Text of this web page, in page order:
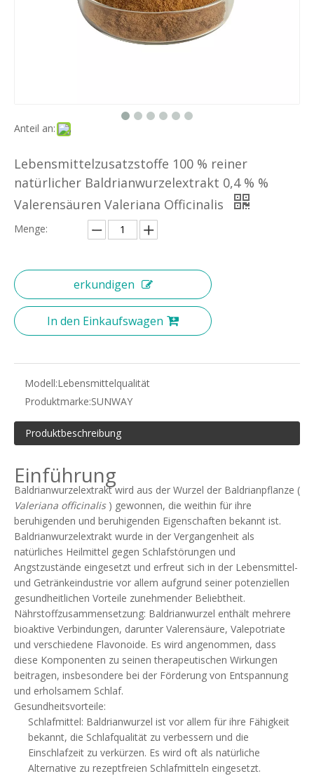
Anteil an:
Lebensmittelzusatzstoffe 100 % reiner
natürlicher Baldrianwurzelextrakt 0,4 % %
Valerensäuren Valeriana Officinalis
Menge:
erkundigen
In den Einkaufswagen
Modell:Lebensmittelqualität
Produktmarke:SUNWAY
Produktbeschreibung
Einführung
Baldrianwurzelextrakt wird aus der Wurzel der Baldrianpflanze (
Valeriana officinalis ) gewonnen, die weithin für ihre
beruhigenden und beruhigenden Eigenschaften bekannt ist.
Baldrianwurzelextrakt wurde in der Vergangenheit als
natürliches Heilmittel gegen Schlafstörungen und
Angstzustände eingesetzt und erfreut sich in der Lebensmittel-
und Getränkeindustrie vor allem aufgrund seiner potenziellen
gesundheitlichen Vorteile zunehmender Beliebtheit.
Nährstoffzusammensetzung: Baldrianwurzel enthält mehrere
bioaktive Verbindungen, darunter Valerensäure, Valepotriate
und verschiedene Flavonoide. Es wird angenommen, dass
diese Komponenten zu seinen therapeutischen Wirkungen
beitragen, insbesondere bei der Förderung von Entspannung
und erholsamem Schlaf.
Gesundheitsvorteile:
Schlafmittel: Baldrianwurzel ist vor allem für ihre Fähigkeit
bekannt, die Schlafqualität zu verbessern und die
Einschlafzeit zu verkürzen. Es wird oft als natürliche
Alternative zu rezeptfreien Schlafmitteln eingesetzt.